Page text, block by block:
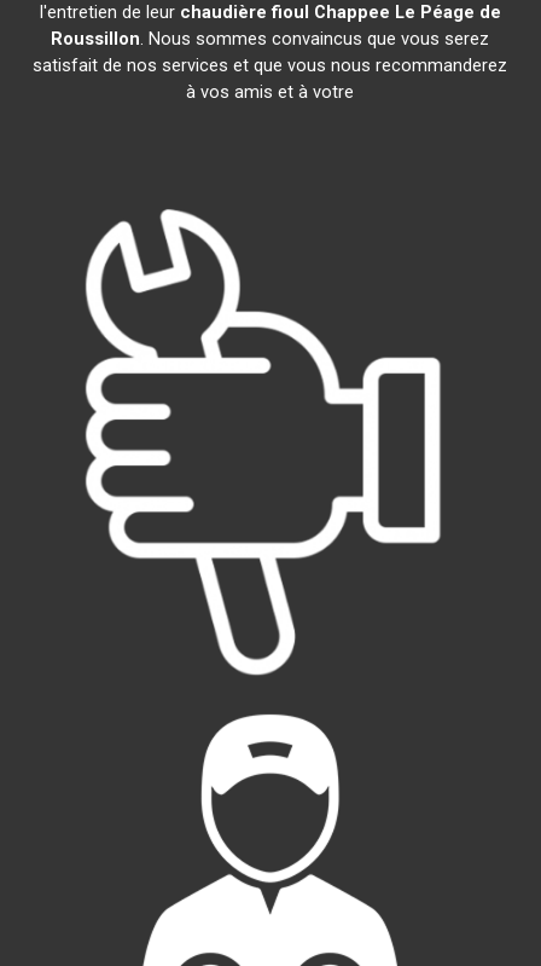
l'entretien de leur chaudière fioul Chappee Le Péage de
Roussillon. Nous sommes convaincus que vous serez
satisfait de nos services et que vous nous recommanderez
à vos amis et à votre